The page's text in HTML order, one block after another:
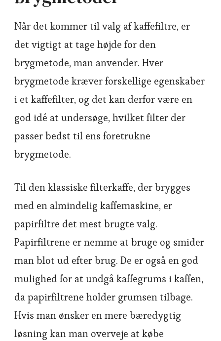
Når det kommer til valg af kaffefiltre, er
det vigtigt at tage højde for den
brygmetode, man anvender. Hver
brygmetode kræver forskellige egenskaber
i et kaffefilter, og det kan derfor være en
god idé at undersøge, hvilket filter der
passer bedst til ens foretrukne
brygmetode.
Til den klassiske filterkaffe, der brygges
med en almindelig kaffemaskine, er
papirfiltre det mest brugte valg.
Papirfiltrene er nemme at bruge og smider
man blot ud efter brug. De er også en god
mulighed for at undgå kaffegrums i kaffen,
da papirfiltrene holder grumsen tilbage.
Hvis man ønsker en mere bæredygtig
løsning kan man overveje at købe